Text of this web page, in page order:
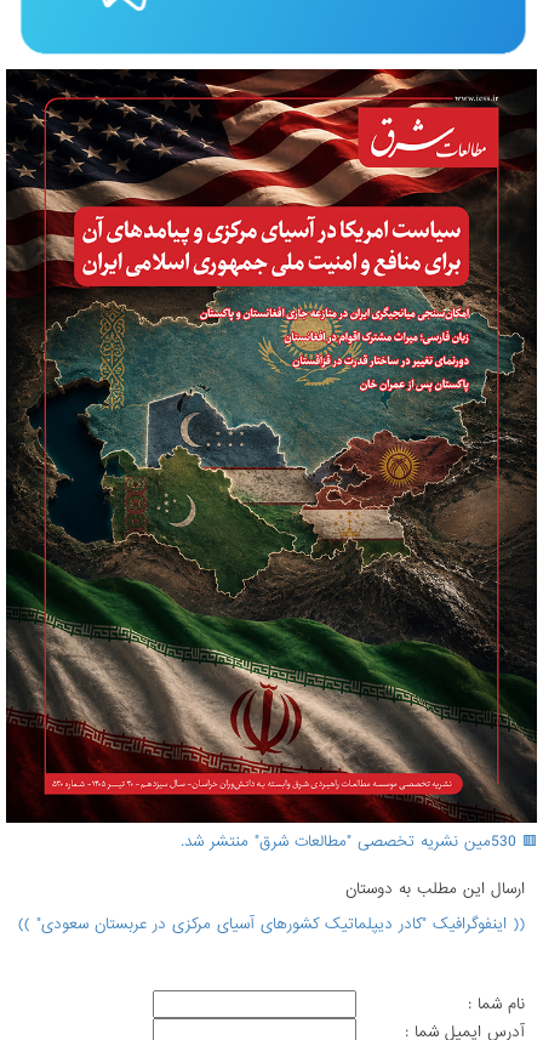
🟥 530مین نشریه تخصصی "مطالعات شرق" منتشر شد.
ارسال اين مطلب به دوستان
(( اینفوگرافیک "کادر دیپلماتیک کشورهای آسیای مرکزی در عربستان سعودی" ))
نام شما :
آدرس ايميل شما :